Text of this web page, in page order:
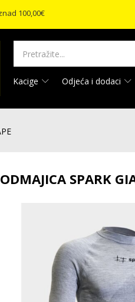
100,00€
Kacige Odjeća i dodaci
SPARK